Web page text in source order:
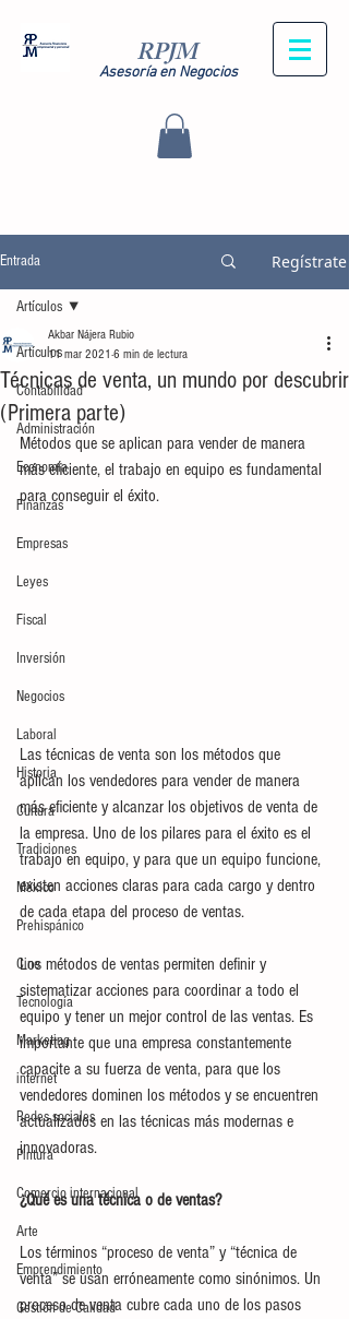
RPJM
Asesoría en Negocios
Entrada Regístrate
Artículos
Contabilidad
Administración
Economía
Finanzas
Empresas
Leyes
Fiscal
Inversión
Negocios
Laboral
Historia
Cultura
Tradiciones
México
Prehispánico
Cine
Tecnología
Marketing
internet
Redes sociales
Pintura
Comercio internacional
Arte
Emprendimiento
Gestión de Calidad
Artículos
Técnicas de venta, un mundo por descubrir
(Primera parte)
Akbar Nájera Rubio
11 mar 2021 6 min de lectura
Métodos que se aplican para vender de manera
más eficiente, el trabajo en equipo es fundamental
para conseguir el éxito.
Las técnicas de venta son los métodos que
aplican los vendedores para vender de manera
más eficiente y alcanzar los objetivos de venta de
la empresa. Uno de los pilares para el éxito es el
trabajo en equipo, y para que un equipo funcione,
existen acciones claras para cada cargo y dentro
de cada etapa del proceso de ventas.
Los métodos de ventas permiten definir y
sistematizar acciones para coordinar a todo el
equipo y tener un mejor control de las ventas. Es
importante que una empresa constantemente
capacite a su fuerza de venta, para que los
vendedores dominen los métodos y se encuentren
actualizados en las técnicas más modernas e
innovadoras.
¿Qué es una técnica o de ventas?
Los términos “proceso de venta” y “técnica de
venta” se usan erróneamente como sinónimos. Un
proceso de venta cubre cada uno de los pasos